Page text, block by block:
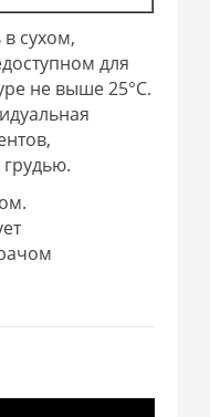
сухом,
для
не выше 25°С.